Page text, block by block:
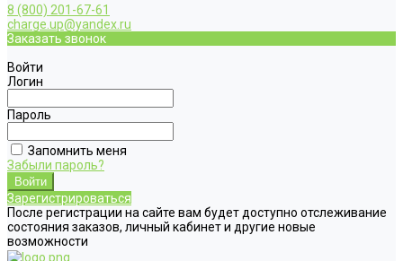
8 (800) 201-67-61
charge.up@yandex.ru
Заказать звонок
Войти
Логин
Пароль
Запомнить меня
Забыли пароль?
Зарегистрироваться
После регистрации на сайте вам будет доступно отслеживание
состояния заказов, личный кабинет и другие новые
возможности